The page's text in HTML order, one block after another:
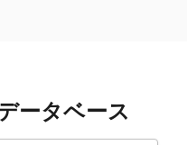
ータベース